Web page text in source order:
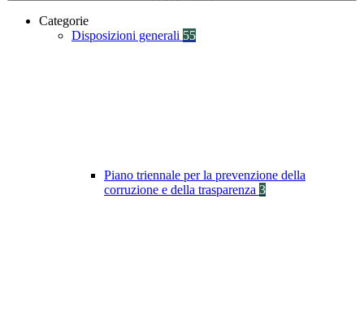
Categorie
Disposizioni generali 55
Piano triennale per la prevenzione della
corruzione e della trasparenza 3